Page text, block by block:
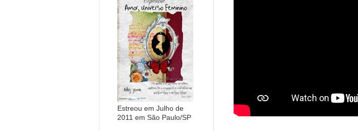
Estreou em Julho de
2011 em São Paulo/SP